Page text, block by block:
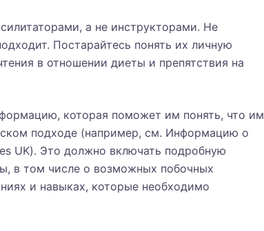
а не инструкторами. Не
Постарайтесь понять их личную
в отношении диеты и препятствия на
которая поможет им понять, что им
подходе (например, см. Информацию о
UK). Это должно включать подробную
в том числе о возможных побочных
и навыках, которые необходимо